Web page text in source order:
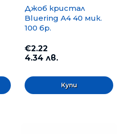
Джоб кристал
Bluering А4 40 мик.
100 бр.
€2.22
4.34 лв.